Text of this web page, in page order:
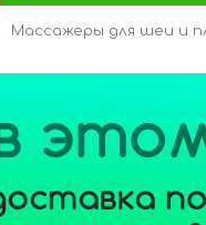
Массажеры для шеи и